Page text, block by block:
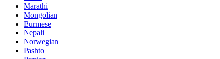
Marathi
Mongolian
Burmese
Nepali
Norwegian
Pashto